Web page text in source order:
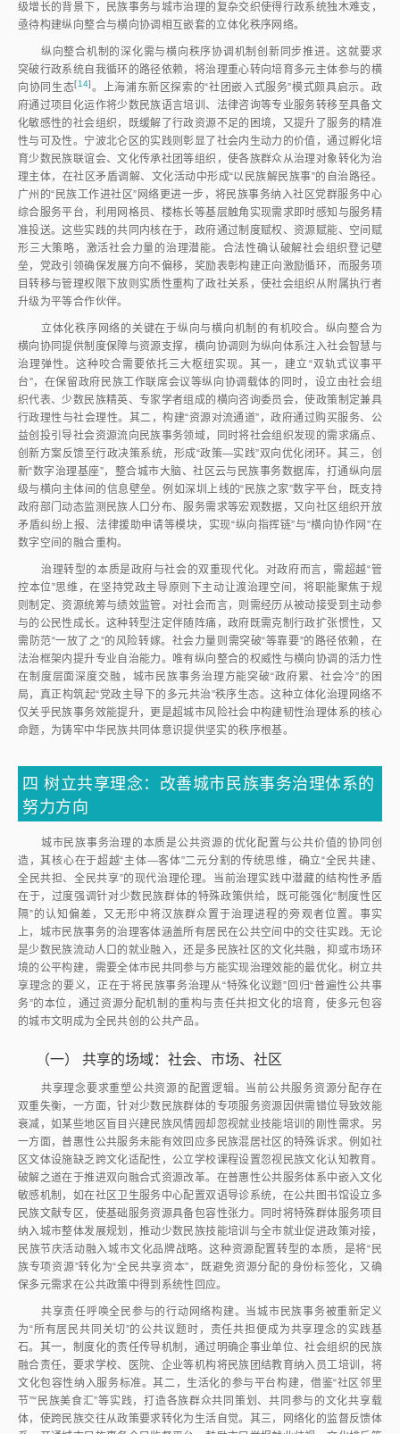
级增长的背景下，民族事务与城市治理的复杂交织使得行政系统独木难支，
亟待构建纵向整合与横向协调相互嵌套的立体化秩序网络。
纵向整合机制的深化需与横向秩序协调机制创新同步推进。这就要求
突破行政系统自我循环的路径依赖，将治理重心转向培育多元主体参与的横
向协同生态[14]。上海浦东新区探索的“社团嵌入式服务”模式颇具启示。政
府通过项目化运作将少数民族语言培训、法律咨询等专业服务转移至具备文
化敏感性的社会组织，既缓解了行政资源不足的困境，又提升了服务的精准
性与可及性。宁波北仑区的实践则彰显了社会内生动力的价值，通过孵化培
育少数民族联谊会、文化传承社团等组织，使各族群众从治理对象转化为治
理主体，在社区矛盾调解、文化活动中形成“以民族解民族事”的自治路径。
广州的“民族工作进社区”网络更进一步，将民族事务纳入社区党群服务中心
综合服务平台，利用网格员、楼栋长等基层触角实现需求即时感知与服务精
准投送。这些实践的共同内核在于，政府通过制度赋权、资源赋能、空间赋
形三大策略，激活社会力量的治理潜能。合法性确认破解社会组织登记壁
垒，党政引领确保发展方向不偏移，奖励表彰构建正向激励循环，而服务项
目转移与管理权限下放则实质性重构了政社关系，使社会组织从附属执行者
升级为平等合作伙伴。
立体化秩序网络的关键在于纵向与横向机制的有机咬合。纵向整合为
横向协同提供制度保障与资源支撑，横向协调则为纵向体系注入社会智慧与
治理弹性。这种咬合需要依托三大枢纽实现。其一，建立“双轨式议事平
台”，在保留政府民族工作联席会议等纵向协调载体的同时，设立由社会组
织代表、少数民族精英、专家学者组成的横向咨询委员会，使政策制定兼具
行政理性与社会理性。其二，构建“资源对流通道”，政府通过购买服务、公
益创投引导社会资源流向民族事务领域，同时将社会组织发现的需求痛点、
创新方案反馈至行政决策系统，形成“政策—实践”双向优化闭环。其三，创
新“数字治理基座”，整合城市大脑、社区云与民族事务数据库，打通纵向层
级与横向主体间的信息壁垒。例如深圳上线的“民族之家”数字平台，既支持
政府部门动态监测民族人口分布、服务需求等宏观数据，又向社区组织开放
矛盾纠纷上报、法律援助申请等模块，实现“纵向指挥链”与“横向协作网”在
数字空间的融合重构。
治理转型的本质是政府与社会的双重现代化。对政府而言，需超越“管
控本位”思维，在坚持党政主导原则下主动让渡治理空间，将职能聚焦于规
则制定、资源统筹与绩效监管。对社会而言，则需经历从被动接受到主动参
与的公民性成长。这种转型注定伴随阵痛，政府既需克制行政扩张惯性，又
需防范“一放了之”的风险转嫁。社会力量则需突破“等靠要”的路径依赖，在
法治框架内提升专业自治能力。唯有纵向整合的权威性与横向协调的活力性
在制度层面深度交融，城市民族事务治理方能突破“政府累、社会冷”的困
局，真正构筑起“党政主导下的多元共治”秩序生态。这种立体化治理网络不
仅关乎民族事务效能提升，更是超城市风险社会中构建韧性治理体系的核心
命题，为铸牢中华民族共同体意识提供坚实的秩序根基。
四 树立共享理念：改善城市民族事务治理体系的
努力方向
城市民族事务治理的本质是公共资源的优化配置与公共价值的协同创
造，其核心在于超越“主体—客体”二元分割的传统思维，确立“全民共建、
全民共担、全民共享”的现代治理伦理。当前治理实践中潜藏的结构性矛盾
在于，过度强调针对少数民族群体的特殊政策供给，既可能强化“制度性区
隔”的认知偏差，又无形中将汉族群众置于治理进程的旁观者位置。事实
上，城市民族事务的治理客体涵盖所有居民在公共空间中的交往实践。无论
是少数民族流动人口的就业融入，还是多民族社区的文化共融，抑或市场环
境的公平构建，需要全体市民共同参与方能实现治理效能的最优化。树立共
享理念的要义，正在于将民族事务治理从“特殊化议题”回归“普遍性公共事
务”的本位，通过资源分配机制的重构与责任共担文化的培育，使多元包容
的城市文明成为全民共创的公共产品。
（一） 共享的场域：社会、市场、社区
共享理念要求重塑公共资源的配置逻辑。当前公共服务资源分配存在
双重失衡，一方面，针对少数民族群体的专项服务资源因供需错位导致效能
衰减，如某些地区盲目兴建民族风情园却忽视就业技能培训的刚性需求。另
一方面，普惠性公共服务未能有效回应多民族混居社区的特殊诉求。例如社
区文体设施缺乏跨文化适配性，公立学校课程设置忽视民族文化认知教育。
破解之道在于推进双向融合式资源改革。在普惠性公共服务体系中嵌入文化
敏感机制，如在社区卫生服务中心配置双语导诊系统，在公共图书馆设立多
民族文献专区，使基础服务资源具备包容性张力。同时将特殊群体服务项目
纳入城市整体发展规划，推动少数民族技能培训与全市就业促进政策对接，
民族节庆活动融入城市文化品牌战略。这种资源配置转型的本质，是将“民
族专项资源”转化为“全民共享资本”，既避免资源分配的身份标签化，又确
保多元需求在公共政策中得到系统性回应。
共享责任呼唤全民参与的行动网络构建。当城市民族事务被重新定义
为“所有居民共同关切”的公共议题时，责任共担便成为共享理念的实践基
石。其一，制度化的责任传导机制，通过明确企事业单位、社会组织的民族
融合责任，要求学校、医院、企业等机构将民族团结教育纳入员工培训，将
文化包容性纳入服务标准。其二，生活化的参与平台构建，借鉴“社区邻里
节”“民族美食汇”等实践，打造各族群众共同策划、共同参与的文化共享载
体，使跨民族交往从政策要求转化为生活自觉。其三，网络化的监督反馈体